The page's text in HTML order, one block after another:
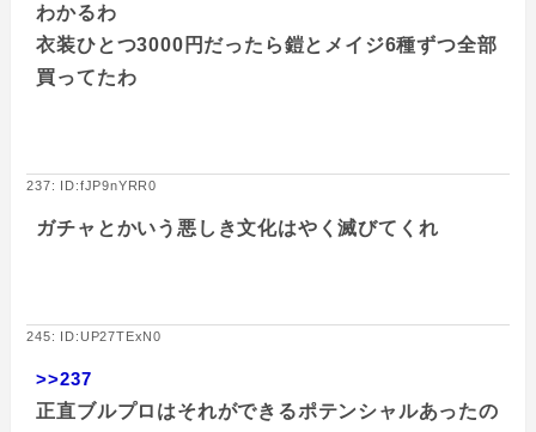
わかるわ
衣装ひとつ3000円だったら鎧とメイジ6種ずつ全部
買ってたわ
237: ID:fJP9nYRR0
ガチャとかいう悪しき文化はやく滅びてくれ
245: ID:UP27TExN0
>>237
正直ブルプロはそれができるポテンシャルあったの